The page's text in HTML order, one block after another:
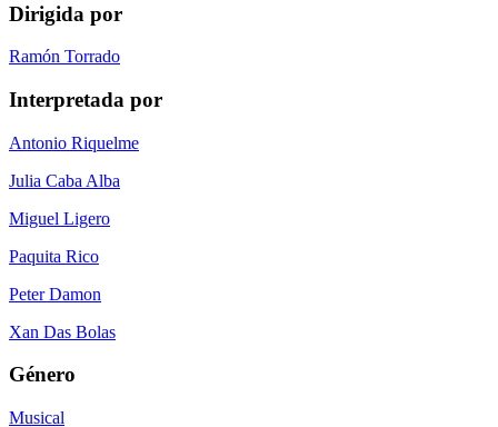
Dirigida por
Ramón Torrado
Interpretada por
Antonio Riquelme
Julia Caba Alba
Miguel Ligero
Paquita Rico
Peter Damon
Xan Das Bolas
Género
Musical